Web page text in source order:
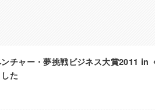
チャー・夢挑戦ビジネス大賞2011 in
た